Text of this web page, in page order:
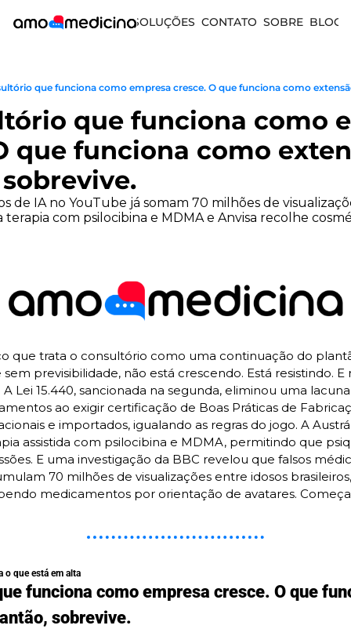
SOLUÇÕES CONTATO SOBRE BLOG
que funciona como empresa cresce. O que funciona como
que funciona como
que funciona como
de IA no YouTube já somam 70 milhões de
terapia com psilocibina e MDMA e Anvisa recolhe
que trata o consultório como uma continuação do
previsibilidade, não está crescendo. Está resistindo. E
Lei 15.440, sancionada na segunda, eliminou uma
ao exigir certificação de Boas Práticas de
e importados, igualando as regras do jogo. A
assistida com psilocibina e MDMA, permitindo que
E uma investigação da BBC revelou que falsos
70 milhões de visualizações entre idosos
medicamentos por orientação de avatares.
o que está em alta
funciona como empresa cresce. O que
sobrevive.